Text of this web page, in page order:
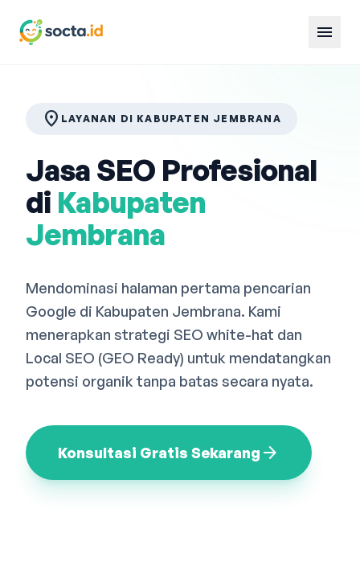
menu
Bahasa Indonesia English 中文
location_on LAYANAN DI KABUPATEN JEMBRANA
Jasa SEO Profesional
di Kabupaten
Jembrana
Mendominasi halaman pertama pencarian
Google di Kabupaten Jembrana. Kami
menerapkan strategi SEO white-hat dan
Local SEO (GEO Ready) untuk mendatangkan
potensi organik tanpa batas secara nyata.
Konsultasi Gratis Sekarang arrow_forward